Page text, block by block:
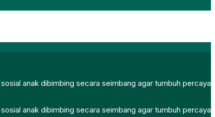
anak dibimbing secara seimbang agar tumbuh percaya
anak dibimbing secara seimbang agar tumbuh percaya